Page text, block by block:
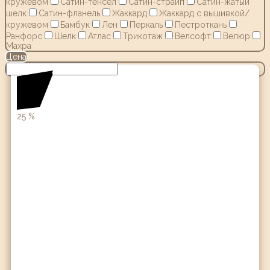
шелк
Сатин-фланель Жаккард
Жаккард с вышивкой/
кружевом
Бамбук Лен Перкаль
Пестроткань
Ранфорс
Шелк Атлас Трикотаж Велсофт
Велюр
Махра
Цена
25 %